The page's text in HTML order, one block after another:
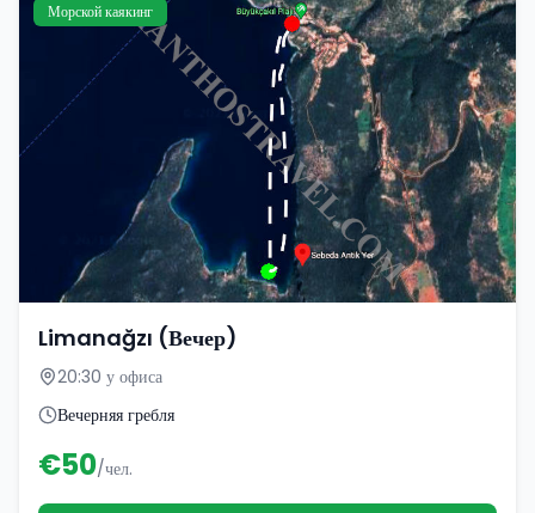
Морской каякинг
Limanağzı (Вечер)
20:30 у офиса
Вечерняя гребля
€50/чел.